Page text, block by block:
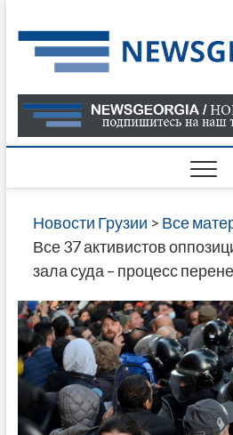
to
content
Новости Грузии > Все
Все 37 активистов
зала суда – процесс